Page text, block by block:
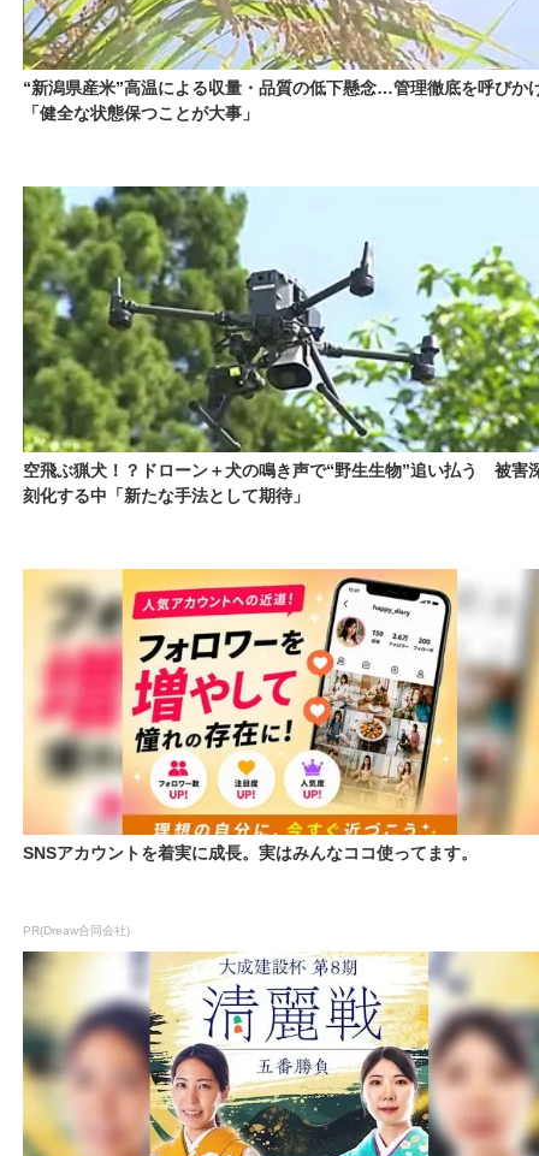
“新潟県産米”高温による収量・品質の低下懸念…管理徹底を呼びか
「健全な状態保つことが大事」
空飛ぶ猟犬！？ドローン＋犬の鳴き声で“野生生物”追い払う 被害
刻化する中「新たな手法として期待」
SNSアカウントを着実に成長。実はみんなココ使ってます。
PR(Dreaw合同会社)